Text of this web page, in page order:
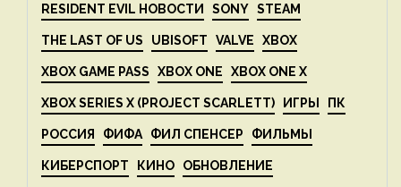
RESIDENT EVIL НОВОСТИ SONY STEAM
THE LAST OF US UBISOFT VALVE XBOX
XBOX GAME PASS XBOX ONE XBOX ONE X
XBOX SERIES X (PROJECT SCARLETT) ИГРЫ ПК
РОССИЯ ФИФА ФИЛ СПЕНСЕР ФИЛЬМЫ
КИБЕРСПОРТ КИНО ОБНОВЛЕНИЕ